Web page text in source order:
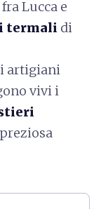
Lucca e
termali di
artigiani
vivi i